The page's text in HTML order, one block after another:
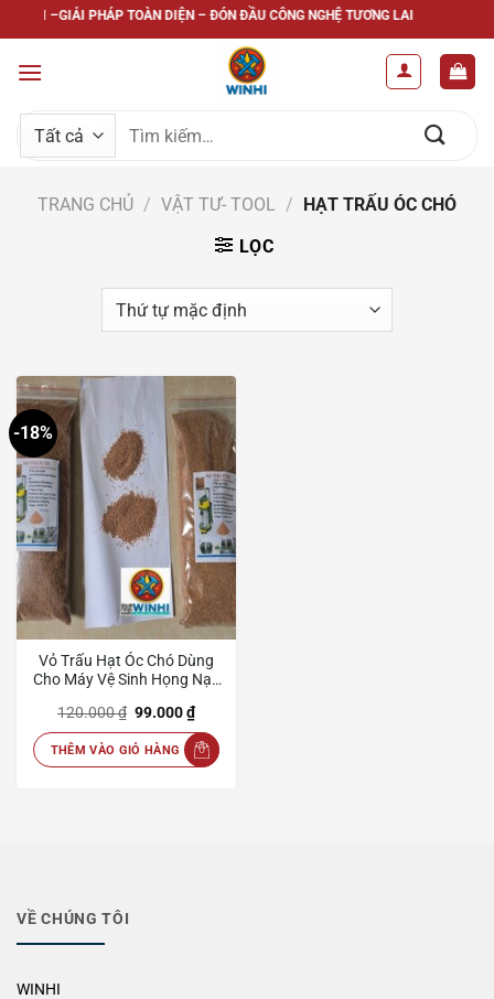
qua
nội
–GIẢI PHÁP TOÀN DIỆN – ĐÓN ĐẦU CÔNG NGHỆ TƯƠNG LAI
Tìm
kiếm:
TRANG CHỦ / VẬT TƯ- TOOL / HẠT TRẤU ÓC CHÓ
LỌC
-18%
Vỏ Trấu Hạt Óc Chó Dùng
Cho Máy Vệ Sinh Họng Nạp
120.000₫ Giá
là:
120.000 ₫.
99.000₫Giá
hiện
tại
là:
99.000 ₫.
THÊM VÀO GIỎ HÀNG
VỀ CHÚNG TÔI
WINHI